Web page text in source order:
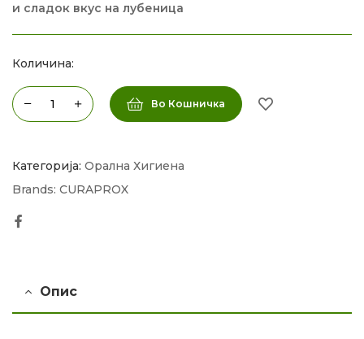
и сладок вкус на лубеница
Количина:
Во Кошничка
Категорија: Орална Хигиена
Brands: CURAPROX
Опис